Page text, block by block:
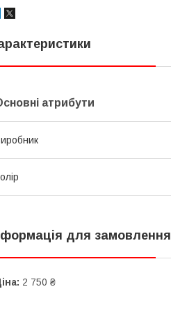
атрибути
для замовлення
2 750 ₴